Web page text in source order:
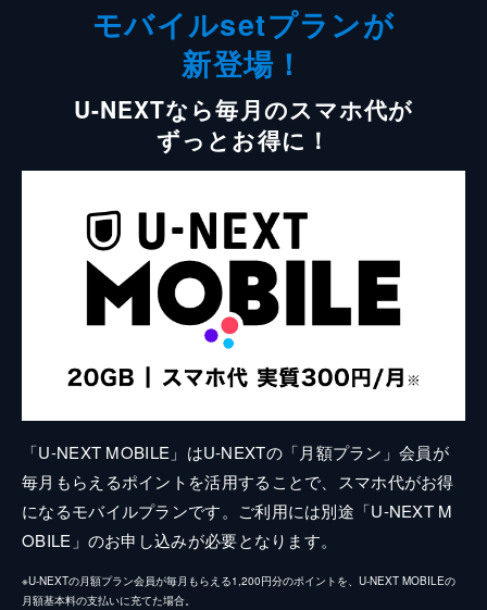
モバイルsetプランが
新登場！
U-NEXTなら毎月のスマホ代が
ずっとお得に！
「U-NEXT MOBILE」はU-NEXTの「月額プラン」会員が
毎月もらえるポイントを活用することで、スマホ代がお得
になるモバイルプランです。ご利用には別途「U-NEXT M
OBILE」のお申し込みが必要となります。
※U-NEXTの月額プラン会員が毎月もらえる1,200円分のポイントを、U-NEXT MOBILEの
月額基本料の支払いに充てた場合。